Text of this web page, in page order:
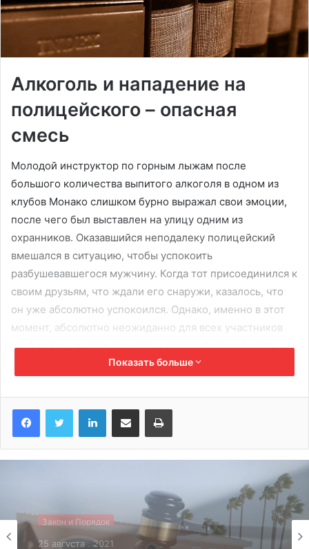
Алкоголь и нападение на
полицейского – опасная
смесь
Молодой инструктор по горным лыжам после
большого количества выпитого алкоголя в одном из
клубов Монако слишком бурно выражал свои эмоции,
после чего был выставлен на улицу одним из
охранников. Оказавшийся неподалеку полицейский
вмешался в ситуацию, чтобы успокоить
разбушевавшегося мужчину. Когда тот присоединился к
своим друзьям, что ждали его снаружи, казалось, что
он уже абсолютно успокоился. Однако, именно в этот
момент, абсолютно неожиданно для всех участников
этой сцены, он размахнулся и ударил полицейского,
Результатом стали 15 дней больничного для
представителя правопорядка и судебное
разбирательство для перебравшего мужчины. Перед
фактом записи с видеокамер он признал за собой
совершенное правонарушение, однако утверждал, что
абсолютно ничего не помнит и не знает, почему вдруг
ударил полицейского. Утром в участке показатели
алкоголя в его крови оставались очень высокими, что
доказывает лишний раз, что посреди ночи он был
Показать больше
LinkedInПоделиться по электронной почте Распечатать
Закон и Порядок
Закон и Порядок